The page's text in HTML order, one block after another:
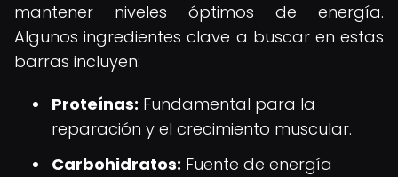
mantener niveles óptimos de energía.
Algunos ingredientes clave a buscar en estas
barras incluyen:
Proteínas: Fundamental para la
reparación y el crecimiento muscular.
Carbohidratos: Fuente de energía